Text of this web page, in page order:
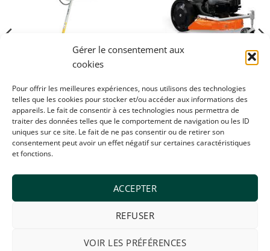
Gérer le consentement aux
cookies
Pour offrir les meilleures expériences, nous utilisons des technologies
telles que les cookies pour stocker et/ou accéder aux informations des
appareils. Le fait de consentir à ces technologies nous permettra de
traiter des données telles que le comportement de navigation ou les ID
uniques sur ce site. Le fait de ne pas consentir ou de retirer son
consentement peut avoir un effet négatif sur certaines caractéristiques
et fonctions.
ACCEPTER
REFUSER
VOIR LES PRÉFÉRENCES
MACHINES
Débroussailleuse
thermique – Stihl – FS261
C-E
€979,00
SP51BS –
Débroussailleuse –
Dormak
€1 449,00